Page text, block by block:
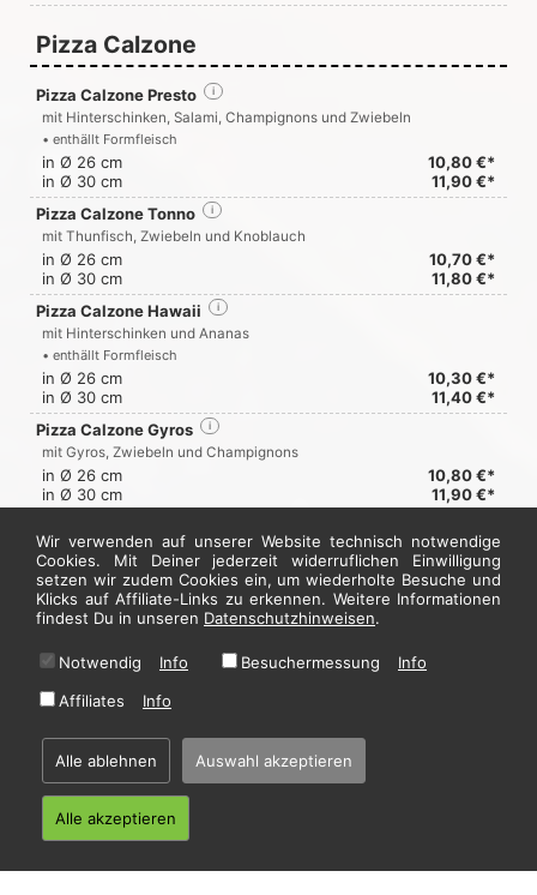
Pizza Calzone
Pizza Calzone Presto i
mit Hinterschinken, Salami, Champignons und Zwiebeln
• enthällt Formfleisch
in Ø 26 cm
10,80 €*
in Ø 30 cm
11,90 €*
Pizza Calzone Tonno
i
mit Thunfisch, Zwiebeln und Knoblauch
in Ø 26 cm
10,70 €*
in Ø 30 cm
11,80 €*
Pizza Calzone Hawaii
i
mit Hinterschinken und Ananas
• enthällt Formfleisch
in Ø 26 cm
10,30 €*
in Ø 30 cm
11,40 €*
Pizza Calzone Gyros
i
mit Gyros, Zwiebeln und Champignons
in Ø 26 cm
10,80 €*
in Ø 30 cm
11,90 €*
Pizzabrot
Pizzabrot 5,50 €*
Jetzt hier bestellen
* Alle Preise in Euro inkl. gesetzl. MwSt. Abbildungen können ggf. abweichen.
Informationen zu Inhalts- und Zusatzstoffen finden Sie unter
Home
Wir verwenden auf unserer Website technisch notwendige
Cookies. Mit Deiner jederzeit widerruflichen Einwilligung
setzen wir zudem Cookies ein, um wiederholte Besuche und
Klicks auf Affiliate-Links zu erkennen. Weitere Informationen
findest Du in unseren Datenschutzhinweisen.
Notwendig Info Besuchermessung
Info
Affiliates
Info
Alle ablehnen Auswahl akzeptieren
Alle akzeptieren